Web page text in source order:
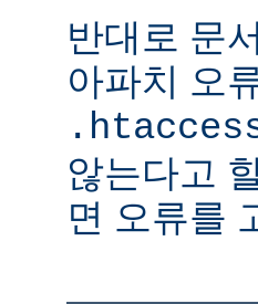
반대로 문
아파치 오
않는다고
면 오류를